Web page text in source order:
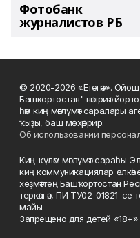
Фотобанк
журналистов РБ
© 2020-2026 «Етегән».
Башкортостан" нәшриәт
һәм киң мәғлүмәт саралары
ҡыҙы, баш мөхәррир.
Об использовании
Киң-күләм мәғлүмәт сараһы
киң коммуникациялар
хеҙмәттең Башҡортостан
теркәлгән, ПИ ТУ02-01821-
майы.
Запрещено для детей «18+»